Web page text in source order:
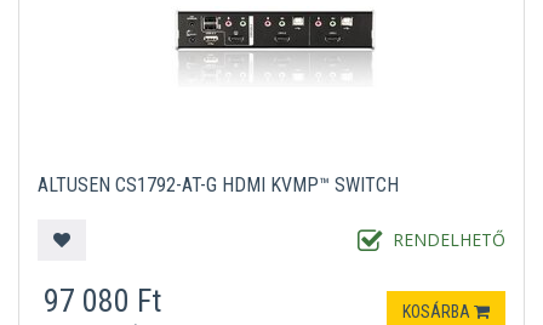
ALTUSEN CS1792-AT-G HDMI KVMP™ SWITCH
RENDELHETŐ
97 080 Ft KOSÁRBA